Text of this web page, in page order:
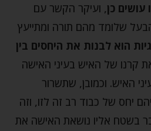
כן, ועיקר הקשר עם
שלומד מהם תורה ומתייעץ
הוא לבנות את היחסים בין
קרנו של האיש בעיני האישה
האיש. וכמובן, שתשרור
יחס של כבוד רב זה לזו, וזה
בשטח אליו נושאת האישה את